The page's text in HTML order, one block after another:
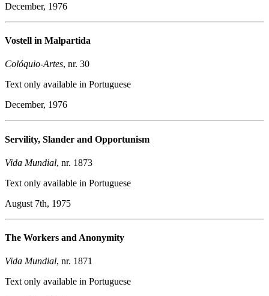
December, 1976
Vostell in Malpartida
Colóquio-Artes, nr. 30
Text only available in Portuguese
December, 1976
Servility, Slander and Opportunism
Vida Mundial, nr. 1873
Text only available in Portuguese
August 7th, 1975
The Workers and Anonymity
Vida Mundial, nr. 1871
Text only available in Portuguese